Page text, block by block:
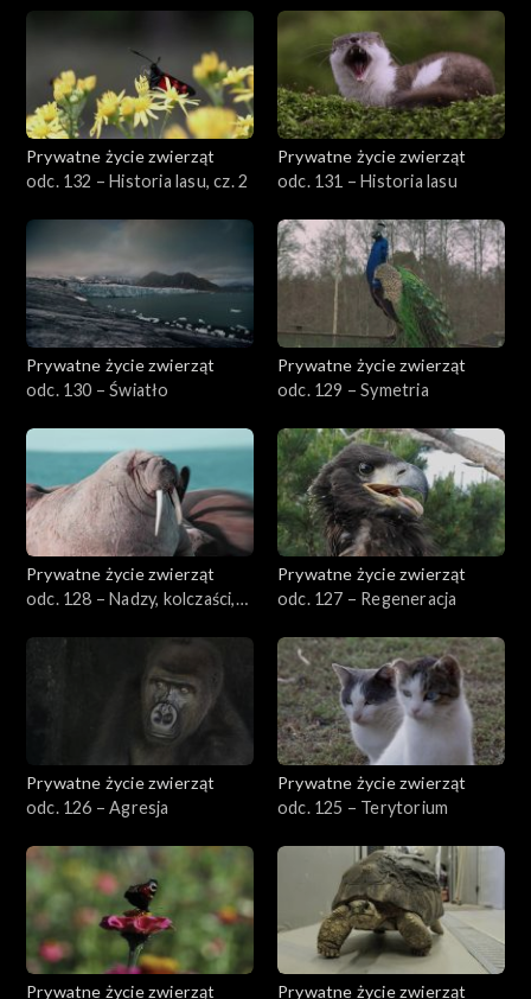
Prywatne życie zwierząt
odc. 132 – Historia lasu, cz. 2
Prywatne życie zwierząt
odc. 131 – Historia lasu
Prywatne życie zwierząt
odc. 130 – Światło
Prywatne życie zwierząt
odc. 129 – Symetria
Prywatne życie zwierząt
odc. 128 – Nadzy, kolczaści,
Prywatne życie zwierząt
odc. 127 – Regeneracja
Prywatne życie zwierząt
odc. 126 – Agresja
Prywatne życie zwierząt
odc. 125 – Terytorium
Prywatne życie zwierząt
Prywatne życie zwierząt